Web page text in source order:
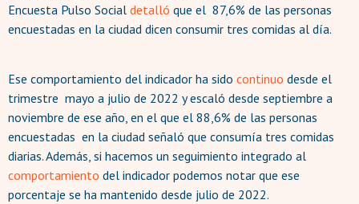
Encuesta Pulso Social detalló que el 87,6% de las personas
encuestadas en la ciudad dicen consumir tres comidas al día.
Ese comportamiento del indicador ha sido continuo desde el
trimestre mayo a julio de 2022 y escaló desde septiembre a
noviembre de ese año, en el que el 88,6% de las personas
encuestadas en la ciudad señaló que consumía tres comidas
diarias. Además, si hacemos un seguimiento integrado al
comportamiento del indicador podemos notar que ese
porcentaje se ha mantenido desde julio de 2022.